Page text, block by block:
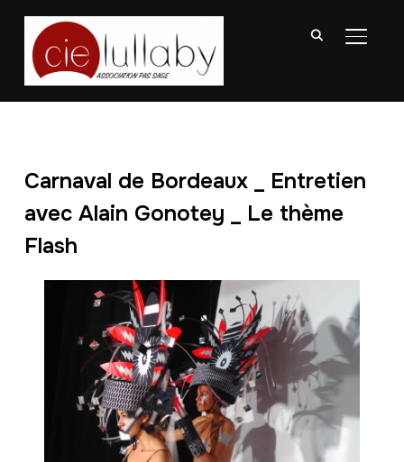
Carnaval de Bordeaux _ Entretien
avec Alain Gonotey _ Le thème
Flash